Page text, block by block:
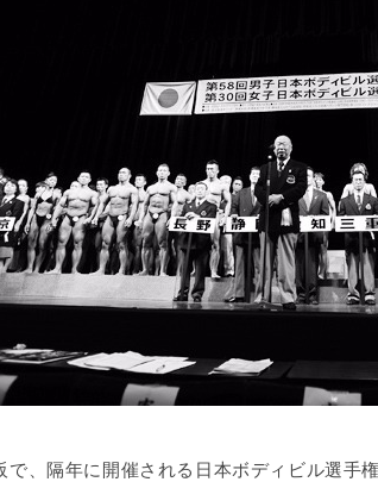
で、隔年に開催される日本ボディビル選手